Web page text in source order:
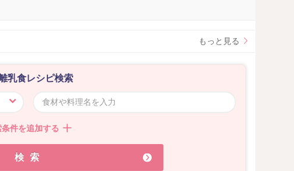
もっと見る
乳食レシピ検索
件を追加する
検索